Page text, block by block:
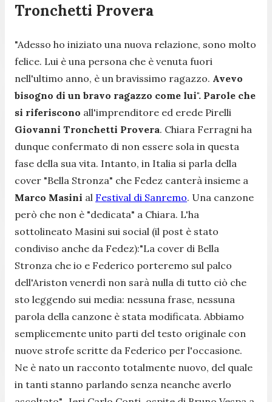
Tronchetti Provera
"Adesso ho iniziato una nuova relazione, sono molto
felice. Lui è una persona che è venuta fuori
nell'ultimo anno, è un bravissimo ragazzo. Avevo
bisogno di un bravo ragazzo come lui". Parole che
si riferiscono all'imprenditore ed erede Pirelli
Giovanni Tronchetti Provera. Chiara Ferragni ha
dunque confermato di non essere sola in questa
fase della sua vita. Intanto, in Italia si parla della
cover "Bella Stronza" che Fedez canterà insieme a
Marco Masini al Festival di Sanremo. Una canzone
però che non è "dedicata" a Chiara. L'ha
sottolineato Masini sui social (il post è stato
condiviso anche da Fedez):"La cover di Bella
Stronza che io e Federico porteremo sul palco
dell'Ariston venerdì non sarà nulla di tutto ciò che
sto leggendo sui media: nessuna frase, nessuna
parola della canzone è stata modificata. Abbiamo
semplicemente unito parti del testo originale con
nuove strofe scritte da Federico per l'occasione.
Ne è nato un racconto totalmente nuovo, del quale
in tanti stanno parlando senza neanche averlo